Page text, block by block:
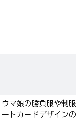
ウマ娘の勝負服や制
ートカードデザイン